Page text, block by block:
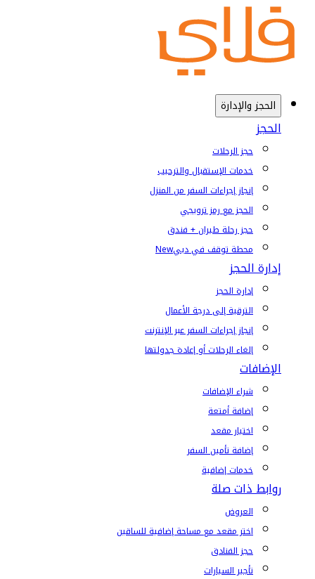
الحجز والإدارة
الحجز
حجز الرحلات
خدمات الإستقبال والترحيب
إنجاز إجراءات السفر من المنزل
الحجز مع رمز ترويجي
حجز رحلة طيران + فندق
محطة توقف في دبيNew
إدارة الحجز
إدارة الحجز
الترقية إلى درجة الأعمال
إنجاز إجراءات السفر عبر الإنترنت
إلغاء الرحلات أو إعادة جدولتها
الإضافات
شراء الإضافات
إضافة أمتعة
اختيار مقعد
إضافة تأمين السفر
خدمات إضافية
روابط ذات صلة
العروض
اختر مقعد مع مساحة إضافية للساقين
حجز الفنادق
تأجير السيارات